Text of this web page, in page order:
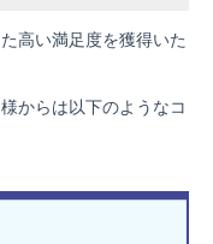
高い満足度を獲得いた
からは以下のようなコ